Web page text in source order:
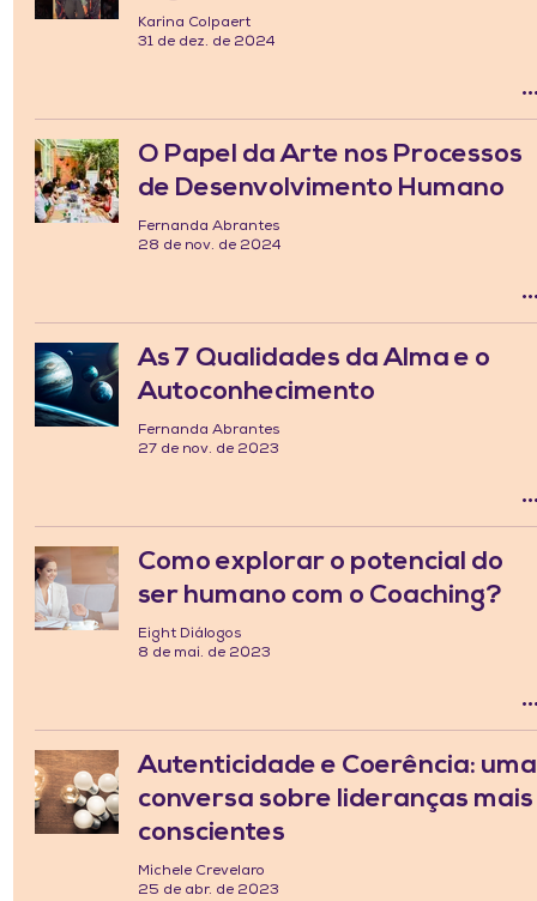
Karina Colpaert
31 de dez. de 2024
O Papel da Arte nos Processos
de Desenvolvimento Humano
Fernanda Abrantes
28 de nov. de 2024
As 7 Qualidades da Alma e o
Autoconhecimento
Fernanda Abrantes
27 de nov. de 2023
Como explorar o potencial do
ser humano com o Coaching?
Eight Diálogos
8 de mai. de 2023
Autenticidade e Coerência: uma
conversa sobre lideranças mais
conscientes
Michele Crevelaro
25 de abr. de 2023